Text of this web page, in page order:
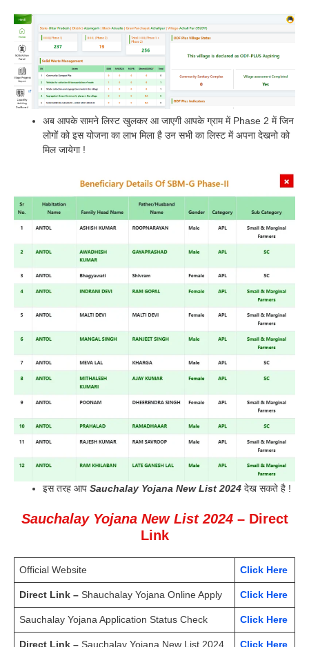
अब आपके सामने लिस्ट खुलकर आ जाएगी आपके ग्राम में Phase 2 में जिन
लोगों को इस योजना का लाभ मिला है उन सभी का लिस्ट में अपना देखनो को
मिल जायेगा !
इस तरह आप Sauchalay Yojana New List 2024 देख सकते है !
Sauchalay Yojana New List 2024 – Direct
Link
Official Website Click Here
Direct Link – Shauchalay Yojana Online Apply Click Here
Sauchalay Yojana Application Status Check Click Here
Direct Link – Sauchalay Yojana New List 2024 Click Here